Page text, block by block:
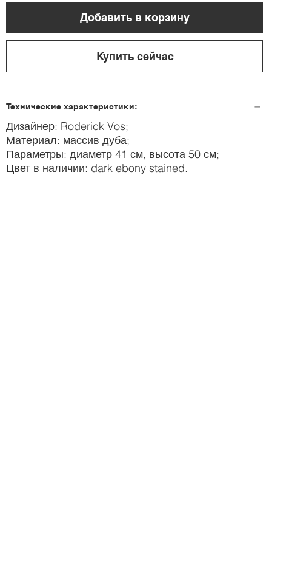
Добавить в корзину
Купить сейчас
Технические характеристики:
Дизайнер: Roderick Vos;
Материал: массив дуба;
Параметры: диаметр 41 см, высота 50 см;
Цвет в наличии: dark ebony stained.